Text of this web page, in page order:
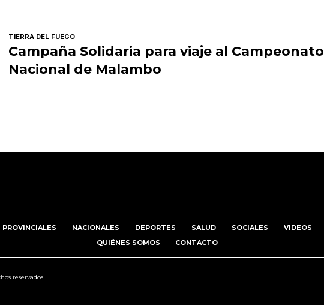
TIERRA DEL FUEGO
Campaña Solidaria para viaje al Campeonato
Nacional de Malambo
PROVINCIALES NACIONALES DEPORTES SALUD SOCIALES
VIDEOS
QUIÉNES SOMOS
CONTACTO
reservados